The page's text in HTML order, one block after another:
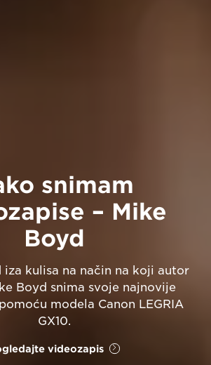
snimam
– Mike
Boyd
kulisa na način na koji autor
Boyd snima svoje najnovije
modela Canon LEGRIA
GX10.
videozapis